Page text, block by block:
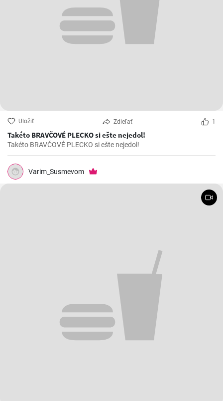
Uložiť Zdieľať 1
Takéto BRAVČOVÉ PLECKO si ešte nejedol!
Takéto BRAVČOVÉ PLECKO si ešte nejedol!
Varim_Susmevom